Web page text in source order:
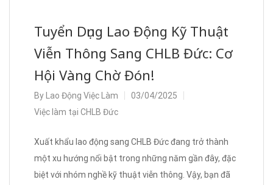
Tuyển Dụng Lao Động Kỹ Thuật
Viễn Thông Sang CHLB Đức: Cơ
Hội Vàng Chờ Đón!
By Lao Động Việc Làm
03/04/2025
Việc làm tại CHLB Đức
Xuất khẩu lao động sang CHLB Đức đang trở thành
một xu hướng nổi bật trong những năm gần đây, đặc
biệt với nhóm nghề kỹ thuật viễn thông. Vậy, bạn đã